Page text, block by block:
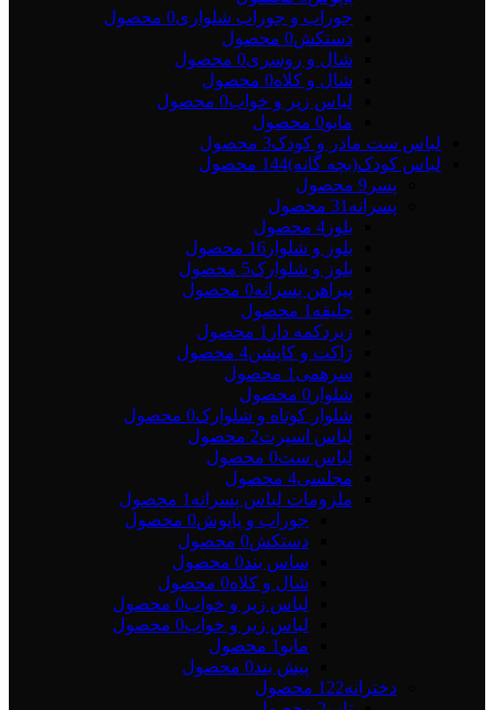
جوراب و جوراب شلواری0 محصول
دستکش0 محصول
شال و روسری0 محصول
شال و کلاه0 محصول
لباس زیر و خواب0 محصول
مایو0 محصول
لباس ست مادر و کودک3 محصول
لباس کودک(بچه گانه)144 محصول
پسر 9 محصول
پسرانه 31 محصول
بلوز 4 محصول
بلوز و شلوار 16 محصول
بلوز و شلوارک5 محصول
پیراهن پسرانه0 محصول
جلیقه 1 محصول
زیردکمه دار 1 محصول
ژاکت و کاپشن4 محصول
سرهمی 1 محصول
شلوار 0 محصول
شلوار کوتاه و شلوارک0 محصول
لباس اسپرت2 محصول
لباس ست0 محصول
مجلسی4 محصول
ملزومات لباس پسرانه 1 محصول
جوراب و پاپوش0 محصول
دستکش0 محصول
ساس بند0 محصول
شال و کلاه0 محصول
لباس زیر و خواب0 محصول
لباس زیر و خواب0 محصول
مایو 1 محصول
پیش بند0 محصول
دخترانه122 محصول